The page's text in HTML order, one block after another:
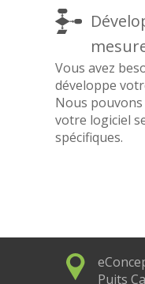
Vous avez
développe
Nous
votre logiciel
spécifiques.
Puits